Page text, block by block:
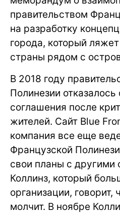
правительством
на разработку
города, который
страны рядом с
В 2018 году
Полинезии отказалось
соглашения после
жителей. Сайт Blue
компания все еще
Французской
свои планы с другими
Коллинз, который
организации, говорит,
молчит. В ноябре